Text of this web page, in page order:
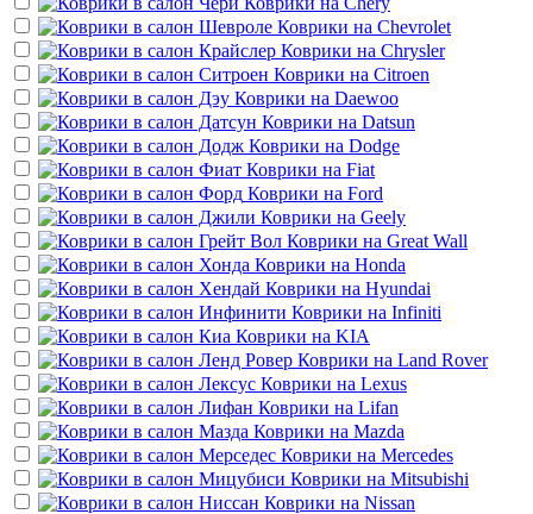
Коврики на Chevrolet
Коврики на Chrysler
Коврики на Citroen
Коврики на Daewoo
Коврики на Datsun
Коврики на Dodge
Коврики на Fiat
Коврики на Ford
Коврики на Geely
Коврики на Great Wall
Коврики на Honda
Коврики на Hyundai
Коврики на Infiniti
Коврики на KIA
Коврики на Land Rover
Коврики на Lexus
Коврики на Lifan
Коврики на Mazda
Коврики на Mercedes
Коврики на Mitsubishi
Коврики на Nissan